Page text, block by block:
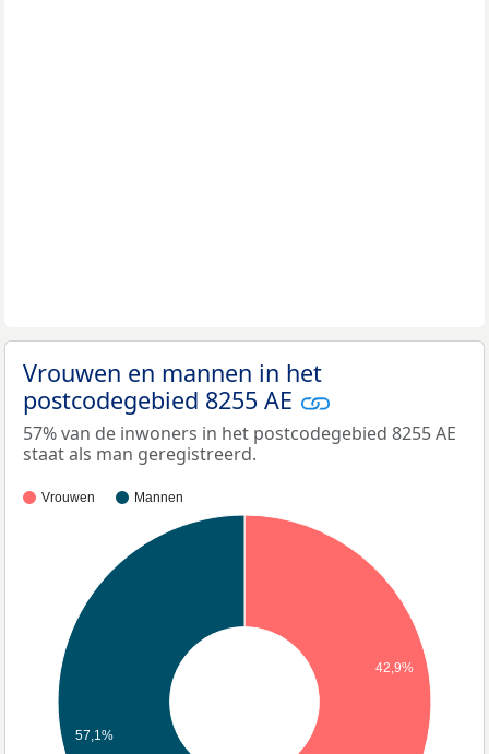
Vrouwen en mannen in het
postcodegebied 8255 AE
57% van de inwoners in het postcodegebied 8255 AE
staat als man geregistreerd.
Vrouwen Mannen
42,9%
57,1%